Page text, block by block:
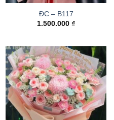
ĐC – B117
1.500.000 ₫